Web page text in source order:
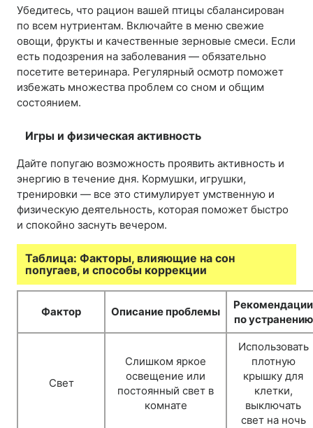
Убедитесь, что рацион вашей птицы сбалансирован
по всем нутриентам. Включайте в меню свежие
овощи, фрукты и качественные зерновые смеси. Если
есть подозрения на заболевания — обязательно
посетите ветеринара. Регулярный осмотр поможет
избежать множества проблем со сном и общим
состоянием.
Игры и физическая активность
Дайте попугаю возможность проявить активность и
энергию в течение дня. Кормушки, игрушки,
тренировки — все это стимулирует умственную и
физическую деятельность, которая поможет быстро
и спокойно заснуть вечером.
Таблица: Факторы, влияющие на сон
попугаев, и способы коррекции
Фактор Описание проблемы
Рекомендации
по устранению
Свет
Слишком яркое
освещение или
постоянный свет в
комнате
Использовать
плотную
крышку для
клетки,
выключать
свет на ночь